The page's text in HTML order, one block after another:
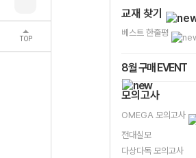
TOP
교재 찾기
베스트 한줄평
8월 구매 EVENT
모의고사
OMEGA 모의고사
전대실모
다상다독 모의고사